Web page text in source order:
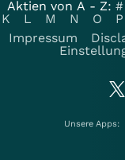
Aktien von A - Z: #
K
L M N O P
Impressum
Unsere Apps: